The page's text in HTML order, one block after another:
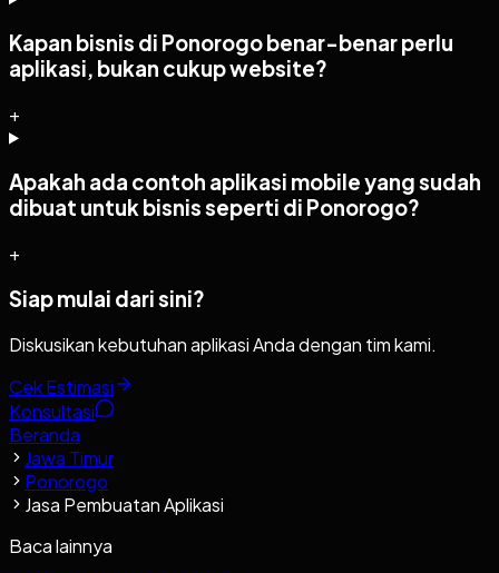
Kapan bisnis di Ponorogo benar-benar perlu
aplikasi, bukan cukup website?
+
Apakah ada contoh aplikasi mobile yang sudah
dibuat untuk bisnis seperti di Ponorogo?
+
Siap mulai dari sini?
Diskusikan kebutuhan aplikasi Anda dengan tim kami.
Cek Estimasi
Konsultasi
Beranda
Jawa Timur
Ponorogo
Jasa Pembuatan Aplikasi
Baca lainnya